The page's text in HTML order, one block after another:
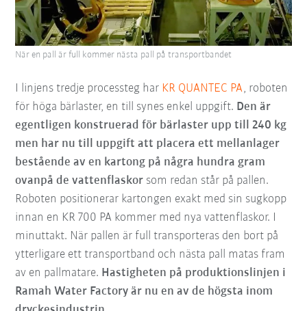
I linjens tredje processteg har KR QUANTEC PA, roboten
för höga bärlaster, en till synes enkel uppgift. Den är
egentligen konstruerad för bärlaster upp till 240 kg
men har nu till uppgift att placera ett mellanlager
bestående av en kartong på några hundra gram
ovanpå de vattenflaskor som redan står på pallen.
Roboten positionerar kartongen exakt med sin sugkopp
innan en KR 700 PA kommer med nya vattenflaskor. I
minuttakt. När pallen är full transporteras den bort på
ytterligare ett transportband och nästa pall matas fram
av en pallmatare. Hastigheten på produktionslinjen i
Ramah Water Factory är nu en av de högsta inom
När en pall är full kommer nästa pall på transportbandet